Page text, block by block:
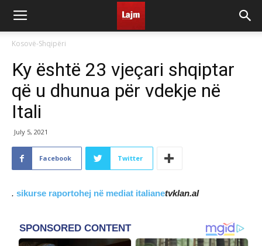
Kosovë-Shqipëri
Ky është 23 vjeçari shqiptar
që u dhunua për vdekje në
Itali
July 5, 2021
Facebook Twitter
. sikurse raportohej në mediat italianetvklan.al